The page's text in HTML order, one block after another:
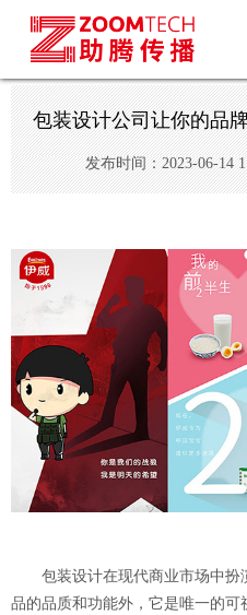
包装设计公司让你的品
发布时间：2023-06-14
包装设计在现代商业市场中扮
品的品质和功能外，它是唯一的